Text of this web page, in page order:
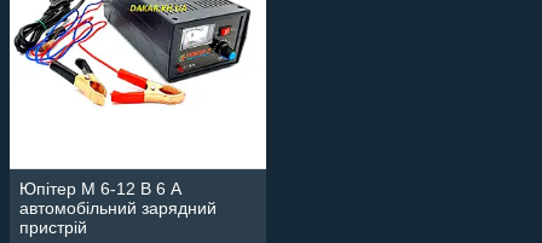
Юпітер М 6-12 В 6 А
автомобільний зарядний
пристрій